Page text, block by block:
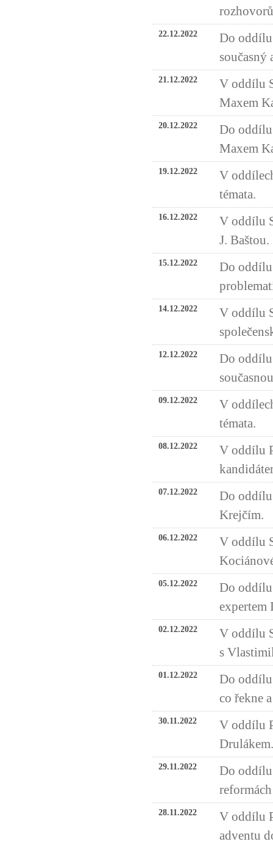
22.12.2022
Do oddílu
současný
21.12.2022
V oddílu
Maxem
20.12.2022
Do
Maxem
19.12.2022
V
témata.
16.12.2022
V oddílu
J. Baštou.
15.12.2022
Do
14.12.2022
V oddílu
12.12.2022
Do
09.12.2022
V
témata.
08.12.2022
V oddílu
07.12.2022
Do
Krejčím.
06.12.2022
V oddílu
05.12.2022
Do
expertem
02.12.2022
V oddílu
s
01.12.2022
Do oddílu
co řekne
30.11.2022
V oddílu
Drulákem.
29.11.2022
Do
28.11.2022
V oddílu
adventu